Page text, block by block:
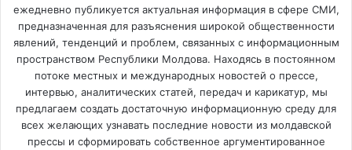
ежедневно публикуется актуальная информация в сфере СМИ,
предназначенная для разъяснения широкой общественности
явлений, тенденций и проблем, связанных с информационным
пространством Республики Молдова. Находясь в постоянном
потоке местных и международных новостей о прессе,
интервью, аналитических статей, передач и карикатур, мы
предлагаем создать достаточную информационную среду для
всех желающих узнавать последние новости из молдавской
прессы и сформировать собственное аргументированное